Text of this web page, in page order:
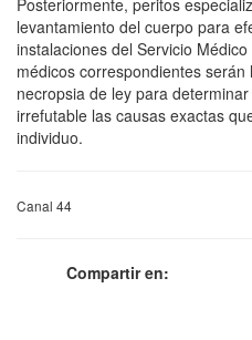
levantamiento del cuerpo para
instalaciones del Servicio
médicos correspondientes
necropsia de ley para
irrefutable las causas exactas
individuo.
Canal 44
Compartir en: